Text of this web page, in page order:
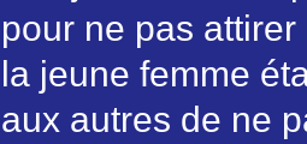
pour ne pas
la jeune femme
aux autres de ne